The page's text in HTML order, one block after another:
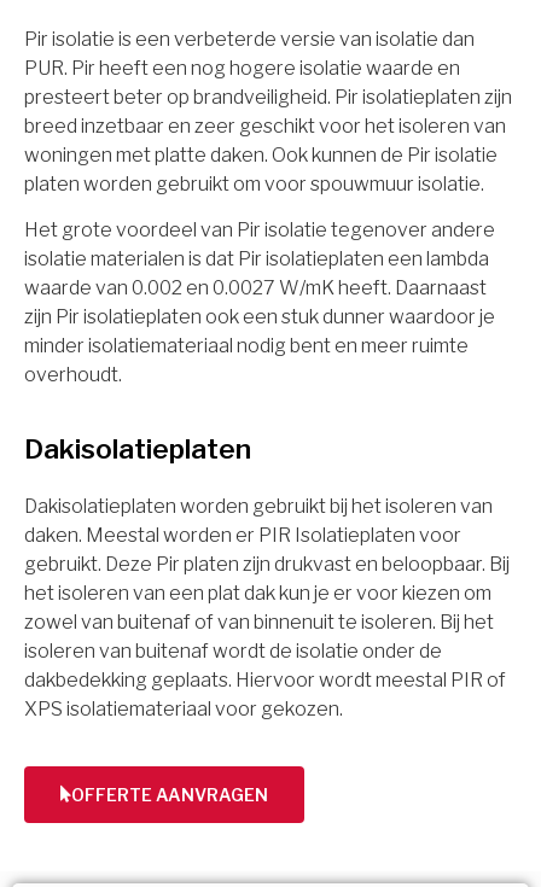
Pir isolatie is een verbeterde versie van isolatie dan
PUR. Pir heeft een nog hogere isolatie waarde en
presteert beter op brandveiligheid. Pir isolatieplaten zijn
breed inzetbaar en zeer geschikt voor het isoleren van
woningen met platte daken. Ook kunnen de Pir isolatie
platen worden gebruikt om voor spouwmuur isolatie.
Het grote voordeel van Pir isolatie tegenover andere
isolatie materialen is dat Pir isolatieplaten een lambda
waarde van 0.002 en 0.0027 W/mK heeft. Daarnaast
zijn Pir isolatieplaten ook een stuk dunner waardoor je
minder isolatiemateriaal nodig bent en meer ruimte
overhoudt.
Dakisolatieplaten
Dakisolatieplaten worden gebruikt bij het isoleren van
daken. Meestal worden er PIR Isolatieplaten voor
gebruikt. Deze Pir platen zijn drukvast en beloopbaar. Bij
het isoleren van een plat dak kun je er voor kiezen om
zowel van buitenaf of van binnenuit te isoleren. Bij het
isoleren van buitenaf wordt de isolatie onder de
dakbedekking geplaats. Hiervoor wordt meestal PIR of
XPS isolatiemateriaal voor gekozen.
OFFERTE AANVRAGEN